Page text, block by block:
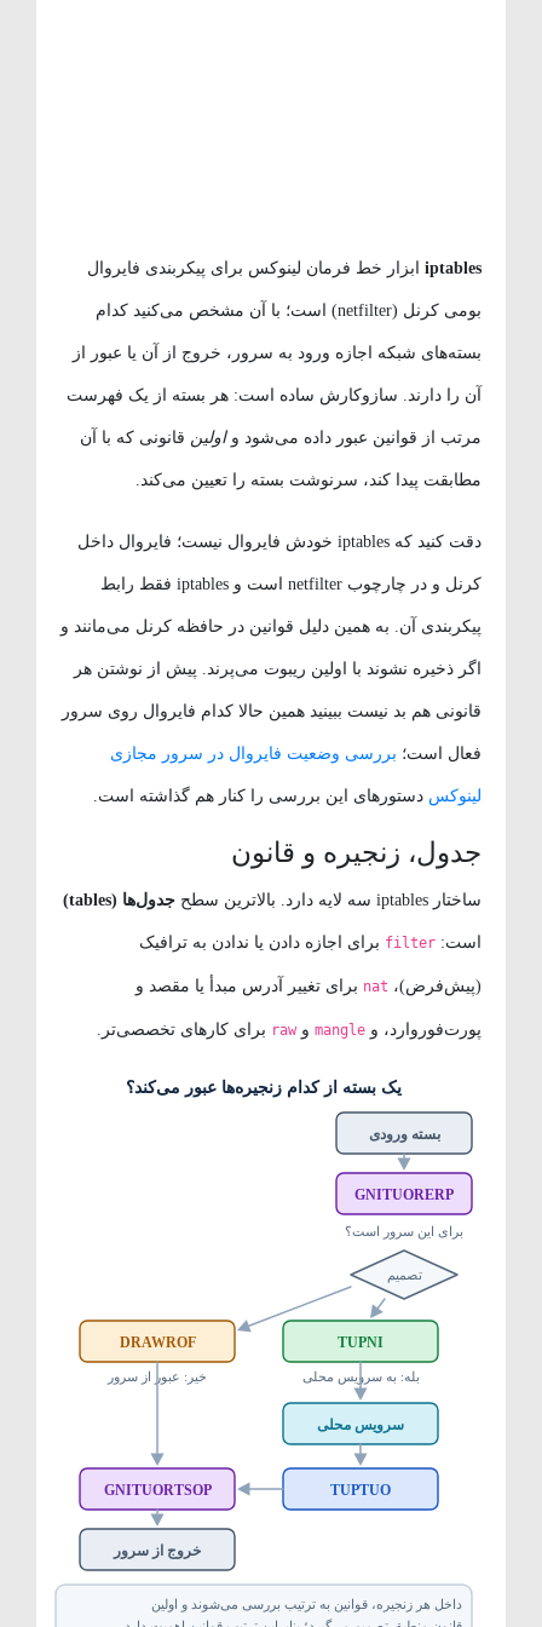
iptables ابزار خط فرمان لینوکس برای پیکربندی فایروال
بومی کرنل (netfilter) است؛ با آن مشخص می‌کنید کدام
بسته‌های شبکه اجازه ورود به سرور، خروج از آن یا عبور از
آن را دارند. سازوکارش ساده است: هر بسته از یک فهرست
مرتب از قوانین عبور داده می‌شود واولین قانونی که با آن
مطابقت پیدا کند، سرنوشت بسته را تعیین می‌کند.
دقت کنید که iptables خودش فایروال نیست؛ فایروال داخل
کرنل و در چارچوب netfilter است و iptables فقط رابط
پیکربندی آن. به همین دلیل قوانین در حافظه کرنل می‌مانند و
اگر ذخیره نشوند با اولین ریبوت می‌پرند. پیش از نوشتن هر
قانونی هم بد نیست ببینید همین حالا کدام فایروال روی سرور
فعال است؛ بررسی وضعیت فایروال در سرور مجازی
لینوکس دستورهای این بررسی را کنار هم گذاشته است.
جدول، زنجیره و قانون
ساختار iptables سه لایه دارد. بالاترین سطح جدول‌ها (tables)
است: filter برای اجازه دادن یا ندادن به ترافیک
(پیش‌فرض)، nat برای تغییر آدرس مبدأ یا مقصد و
پورت‌فوروارد، و mangle و raw برای کارهای تخصصی‌تر.
یک بسته از کدام زنجیره‌ها عبور می‌کند؟
بسته ورودی
⁦PREROUTING⁩
برای این سرور است؟
تصمیم
⁦INPUT⁩
بله: به سرویس محلی
سرویس محلی
⁦OUTPUT⁩
⁦FORWARD⁩
خیر: عبور از سرور
⁦POSTROUTING⁩
خروج از سرور
داخل هر زنجیره، قوانین به ترتیب بررسی می‌شوند و اولین